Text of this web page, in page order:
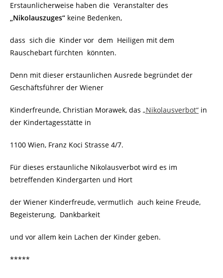
Erstaunlicherweise haben die Veranstalter des
„Nikolauszuges“ keine Bedenken,
dass sich die Kinder vor dem Heiligen mit dem
Rauschebart fürchten könnten.
Denn mit dieser erstaunlichen Ausrede begründet der
Geschäftsführer der Wiener
Kinderfreunde, Christian Morawek, das „Nikolausverbot“ in
der Kindertagesstätte in
1100 Wien, Franz Koci Strasse 4/7.
Für dieses erstaunliche Nikolausverbot wird es im
betreffenden Kindergarten und Hort
der Wiener Kinderfreude, vermutlich auch keine Freude,
Begeisterung, Dankbarkeit
und vor allem kein Lachen der Kinder geben.
*****